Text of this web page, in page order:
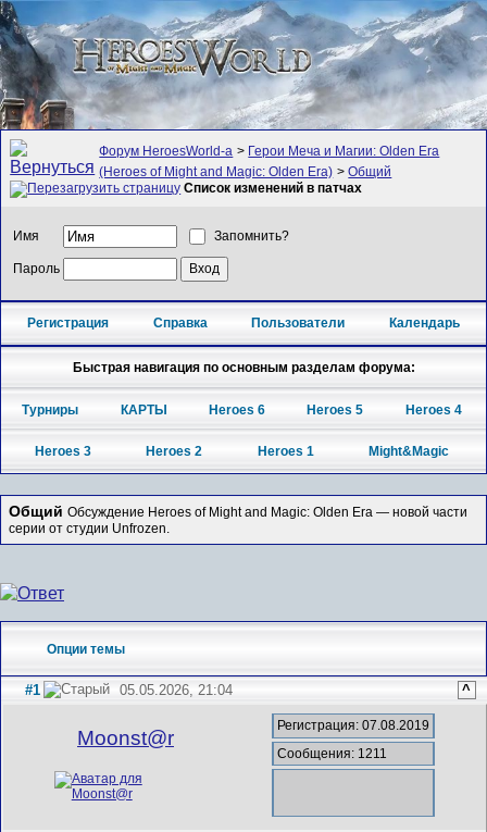
Форум HeroesWorld-а > Герои Меча и Магии: Olden Era
(Heroes of Might and Magic: Olden Era) >Общий
Список изменений в патчах
Имя Запомнить?
Пароль
Регистрация Справка Пользователи Календарь
Быстрая навигация по основным разделам форума:
Турниры КАРТЫ Heroes 6 Heroes 5 Heroes 4
Heroes 3 Heroes 2 Heroes 1 Might&Magic
Общий Обсуждение Heroes of Might and Magic: Olden Era — новой части
серии от студии Unfrozen.
Опции темы
#1 05.05.2026, 21:04 ^
Mооnst@r
Регистрация: 07.08.2019
Сообщения: 1211